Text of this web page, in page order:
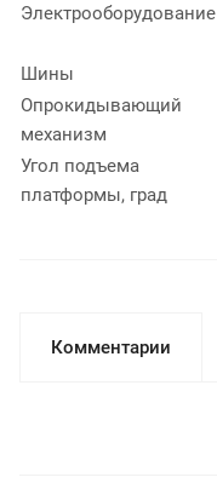
Электрооборудование
Шины
Опрокидывающий
механизм
Угол подъема
платформы, град
Комментарии